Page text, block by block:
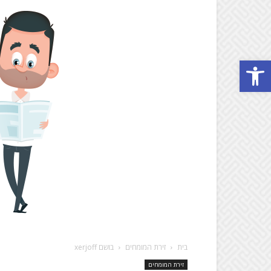
Open toolbar
בית זירת המומחים בושם xerjoff
זירת המומחים